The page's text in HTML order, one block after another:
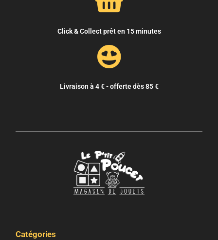
Click & Collect prêt en 15 minutes
Livraison à 4 € - offerte dès 85 €
Catégories